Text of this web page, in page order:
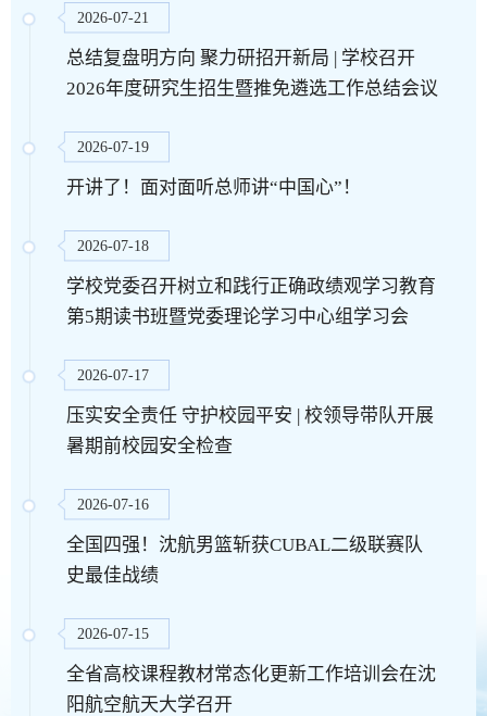
2026-07-21
总结复盘明方向 聚力研招开新局 | 学校召开
2026年度研究生招生暨推免遴选工作总结会议
2026-07-19
开讲了！面对面听总师讲“中国心”！
2026-07-18
学校党委召开树立和践行正确政绩观学习教育
第5期读书班暨党委理论学习中心组学习会
2026-07-17
压实安全责任 守护校园平安 | 校领导带队开展
暑期前校园安全检查
2026-07-16
全国四强！沈航男篮斩获CUBAL二级联赛队
史最佳战绩
2026-07-15
全省高校课程教材常态化更新工作培训会在沈
阳航空航天大学召开